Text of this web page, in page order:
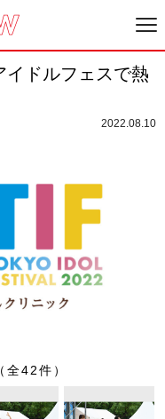
イドルフェスで熱
2022.08.10
全42件）